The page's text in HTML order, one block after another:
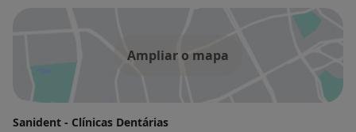
Ampliar o mapa
Sanident - Clínicas Dentárias